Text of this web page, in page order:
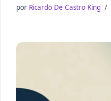
por Ricardo De Castro King